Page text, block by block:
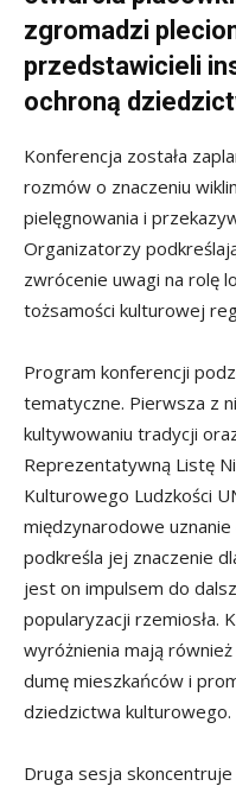
zgromadzi
przedstawicieli
ochroną
Konferencja została
rozmów o znaczeniu
pielęgnowania i
Organizatorzy
zwrócenie uwagi na rolę
tożsamości kulturowej
Program konferencji
tematyczne. Pierwsza z
kultywowaniu tradycji
Reprezentatywną Listę
Kulturowego Ludzkości
międzynarodowe
podkreśla jej znaczenie
jest on impulsem do
popularyzacji rzemiosła.
wyróżnienia mają
dumę mieszkańców i
dziedzictwa kulturowego.
Druga sesja